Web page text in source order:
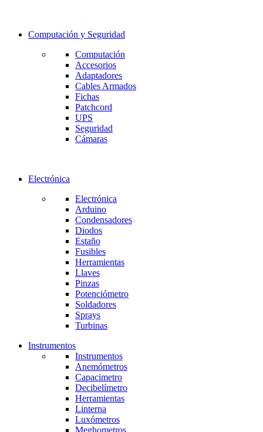
Computación y Seguridad
Computación
Accesorios
Adaptadores
Cables Armados
Fichas
Patchcord
UPS
Seguridad
Cámaras
Electrónica
Electrónica
Arduino
Condensadores
Diodos
Estaño
Fusibles
Herramientas
Llaves
Pinzas
Potenciómetro
Soldadores
Sprays
Turbinas
Instrumentos
Instrumentos
Anemómetros
Capacimetro
Decibelímetro
Herramientas
Linterna
Luxómetros
Meghometros